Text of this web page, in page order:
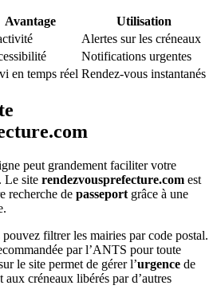
Avantage
Utilisation
Alertes sur les créneaux
Notifications urgentes
en temps réel Rendez-vous instantanés
peut grandement faciliter votre
Le site rendezvousprefecture.com est
recherche de passeport grâce à une
filtrer les mairies par code postal.
par l’ANTS pour toute
le site permet de gérer l’urgence de
créneaux libérés par d’autres